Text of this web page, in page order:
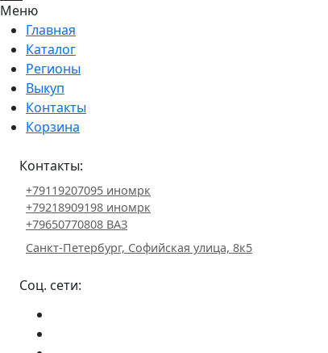
Меню
Главная
Каталог
Регионы
Выкуп
Контакты
Корзина
Контакты:
+79119207095 иномрк
+79218909198 иномрк
+79650770808 ВАЗ
Санкт-Петербург, Софийская улица, 8к5
Соц. сети: